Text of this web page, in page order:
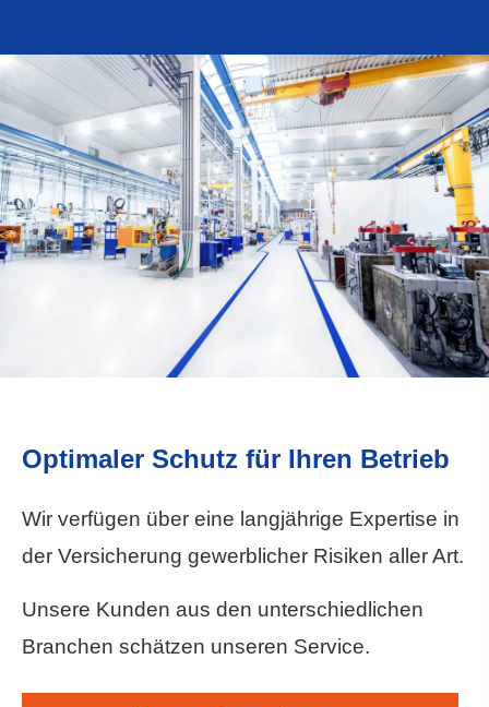
Optimaler Schutz für Ihren Betrieb
Wir verfügen über eine langjährige Expertise in
der Versicherung gewerblicher Risiken aller Art.
Unsere Kunden aus den unterschiedlichen
Branchen schätzen unseren Service.